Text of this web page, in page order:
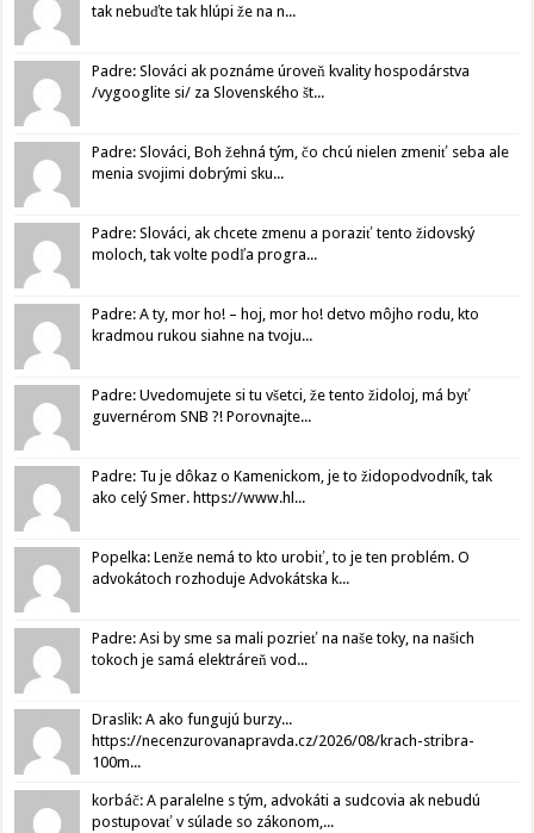
tak nebuďte tak hlúpi že na n...
Padre: Slováci ak poznáme úroveň kvality hospodárstva
/vygooglite si/ za Slovenského št...
Padre: Slováci, Boh žehná tým, čo chcú nielen zmeniť seba ale
menia svojimi dobrými sku...
Padre: Slováci, ak chcete zmenu a poraziť tento židovský
moloch, tak volte podľa progra...
Padre: A ty, mor ho! – hoj, mor ho! detvo môjho rodu, kto
kradmou rukou siahne na tvoju...
Padre: Uvedomujete si tu všetci, že tento židoloj, má byť
guvernérom SNB ?! Porovnajte...
Padre: Tu je dôkaz o Kamenickom, je to židopodvodník, tak
ako celý Smer. https://www.hl...
Popelka: Lenže nemá to kto urobiť, to je ten problém. O
advokátoch rozhoduje Advokátska k...
Padre: Asi by sme sa mali pozrieť na naše toky, na našich
tokoch je samá elektráreň vod...
Draslik: A ako fungujú burzy...
https://necenzurovanapravda.cz/2026/08/krach-stribra-
100m...
korbáč: A paralelne s tým, advokáti a sudcovia ak nebudú
postupovať v súlade so zákonom,...